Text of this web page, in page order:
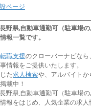
ページ
野県,自動車通勤可（駐車場
報一覧です。
職支援のクローバーナビな
情報をご提供いたします。
た求人検索や、アルバイト
載中！
野県,自動車通勤可（駐車場
報をはじめ、人気企業の求人